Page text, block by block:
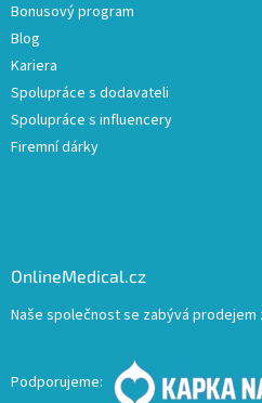
Bonusový program
Blog
Kariera
Spolupráce s dodavateli
Spolupráce s influencery
Firemní dárky
OnlineMedical.cz
Naše společnost se zabývá
Podporujeme: